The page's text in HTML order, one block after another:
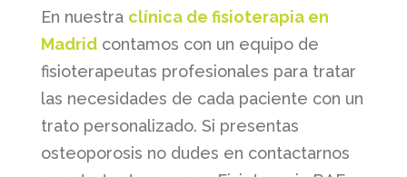
En nuestra clínica de fisioterapia en
Madridcontamos con un equipo de
fisioterapeutas profesionales para tratar
las necesidades de cada paciente con un
trato personalizado. Si presentas
osteoporosis no dudes en contactarnos